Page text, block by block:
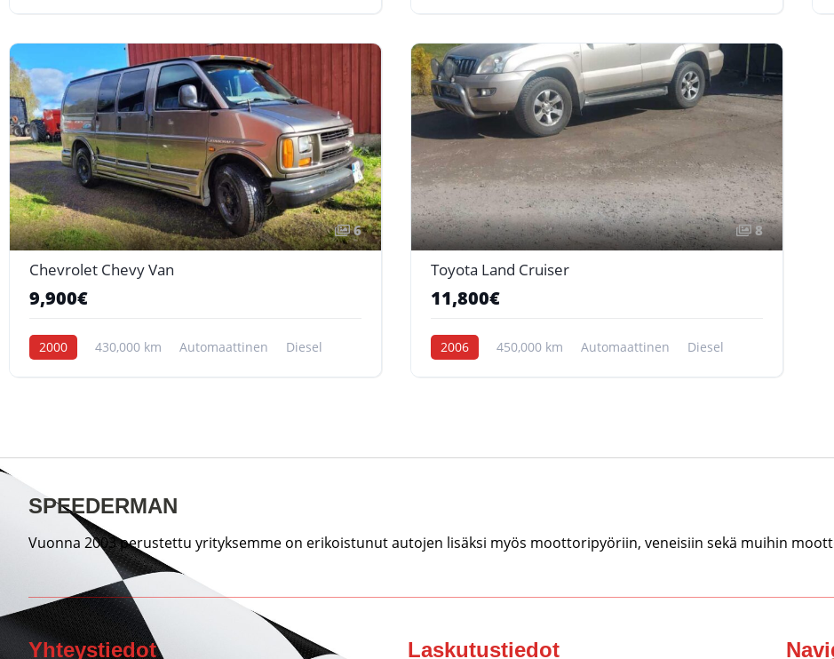
6
Chevrolet Chevy Van
9,900€
2000 430,000 km Automaattinen Diesel
8
Toyota Land Cruiser
11,800€
2006 450,000 km Automaattinen Diesel
SPEEDERMAN
Vuonna 2003 perustettu yrityksemme on erikoistunut autojen lisäksi myös moottoripyöriin, veneisiin sekä muihin
Yhteystiedot Laskutustiedot